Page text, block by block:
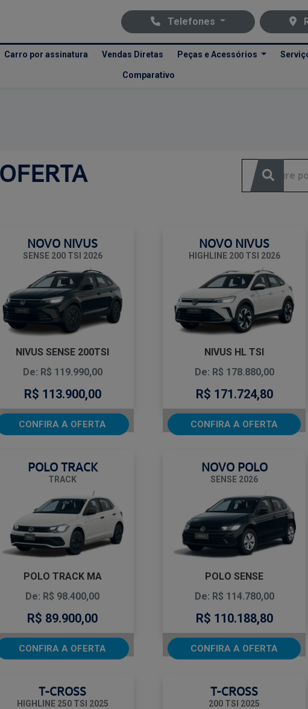
Telefones
Carro por assinatura Vendas Diretas Peças e Acessórios
Comparativo
NOVO NIVUS
SENSE 200 TSI 2026
NIVUS SENSE 200TSI
De: R$ 119.990,00
R$ 113.900,00
CONFIRA A OFERTA
NOVO NIVUS
HIGHLINE 200 TSI 2026
NIVUS HL TSI
De: R$ 178.880,00
R$ 171.724,80
CONFIRA A OFERTA
POLO TRACK
TRACK
POLO TRACK MA
De: R$ 98.400,00
R$ 89.900,00
CONFIRA A OFERTA
NOVO POLO
SENSE 2026
POLO SENSE
De: R$ 114.780,00
R$ 110.188,80
CONFIRA A OFERTA
T-CROSS
HIGHLINE 250 TSI 2025
T-CROSS
200 TSI 2025